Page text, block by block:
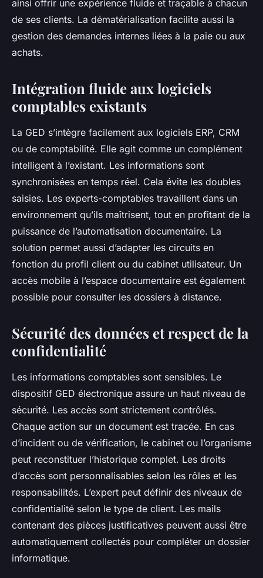
ainsi offrir une expérience fluide et traçable à chacun
de ses clients. La dématérialisation facilite aussi la
gestion des demandes internes liées à la paie ou aux
achats.
Intégration fluide aux logiciels
comptables existants
La GED s’intègre facilement aux logiciels ERP, CRM
ou de comptabilité. Elle agit comme un complément
intelligent à l’existant. Les informations sont
synchronisées en temps réel. Cela évite les doubles
saisies. Les experts-comptables travaillent dans un
environnement qu’ils maîtrisent, tout en profitant de la
puissance de l’automatisation documentaire. La
solution permet aussi d’adapter les circuits en
fonction du profil client ou du cabinet utilisateur. Un
accès mobile à l’espace documentaire est également
possible pour consulter les dossiers à distance.
Sécurité des données et respect de la
confidentialité
Les informations comptables sont sensibles. Le
dispositif GED électronique assure un haut niveau de
sécurité. Les accès sont strictement contrôlés.
Chaque action sur un document est tracée. En cas
d’incident ou de vérification, le cabinet ou l’organisme
peut reconstituer l’historique complet. Les droits
d’accès sont personnalisables selon les rôles et les
responsabilités. L’expert peut définir des niveaux de
confidentialité selon le type de client. Les mails
contenant des pièces justificatives peuvent aussi être
automatiquement collectés pour compléter un dossier
informatique.